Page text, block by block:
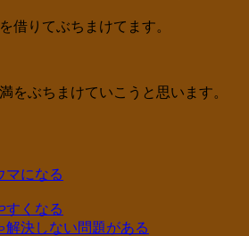
借りてぶちまけてます。
をぶちまけていこうと思います。
マになる
すくなる
解決しない問題がある